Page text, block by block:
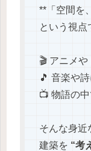
**「空間を
という視点
🎬 アニメ
🎵 音楽や
📺 物語の
そんな身近
建築を “考